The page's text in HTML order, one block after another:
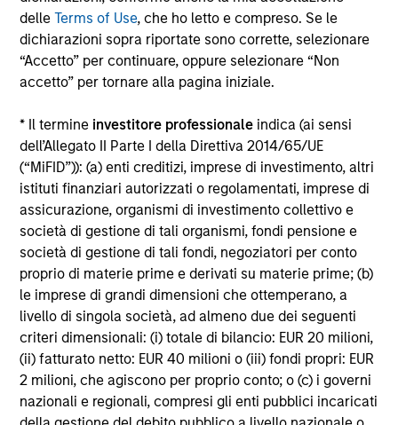
delleTerms of Use, che ho letto e compreso. Se le
dichiarazioni sopra riportate sono corrette, selezionare
“Accetto” per continuare, oppure selezionare “Non
accetto” per tornare alla pagina iniziale.
* Il termine investitore professionale indica (ai sensi
dell’Allegato II Parte I della Direttiva 2014/65/UE
(“MiFID”)): (a) enti creditizi, imprese di investimento, altri
istituti finanziari autorizzati o regolamentati, imprese di
assicurazione, organismi di investimento collettivo e
società di gestione di tali organismi, fondi pensione e
società di gestione di tali fondi, negoziatori per conto
proprio di materie prime e derivati su materie prime; (b)
le imprese di grandi dimensioni che ottemperano, a
livello di singola società, ad almeno due dei seguenti
criteri dimensionali: (i) totale di bilancio: EUR 20 milioni,
(ii) fatturato netto: EUR 40 milioni o (iii) fondi propri: EUR
2 milioni, che agiscono per proprio conto; o (c) i governi
nazionali e regionali, compresi gli enti pubblici incaricati
positivo che negativo, nel valore di quell’investimento e, di
conseguenza, nel valore del Comparto.
Alcuni documenti disponibili in questo sito possono
riguardare più comparti della gamma Morgan Stanley
Investment Funds. Si fa presente che non tutti i comparti
sono disponibili per le persone residenti nelle giurisdizioni
in cui tale distribuzione o disponibilità sia contraria alle
leggi o ai regolamenti locali.
Più alta è la categoria (1-7), maggiore è il potenziale di
rendimento, ma anche il rischio di perdere l’investimento.
La categoria 1 non indica un investimento privo di rischio. Si
rimanda al Documento contenente informazioni chiave per
gli investitori (KIID), nella sezione Risorse, per il rating di
rischio specifico per le classi di azioni e le avvertenze.
Il Morningstar Rating™,o “star rating” viene calcolato per i
prodotti gestiti (inclusi fondi comuni, sottoconti di rendite
variabili e polizze vita variabili, exchange-traded fund, fondi
chiusi e conti separati) con uno storico minimo di tre anni.
Gli exchange-traded fund e i fondi comuni aperti sono
considerati come un’unica categoria a fini comparativi. Il
rating viene calcolato sulla base di una misura del